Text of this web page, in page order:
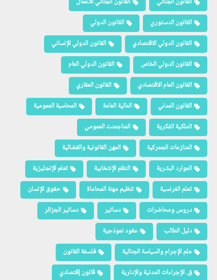
القانون الدستوري
القانون الدولي
القانون الدولي الاقتصادي
القانون الدولي الإنساني
القانون الدولي الخاص
القانون الدولي العام
القانون العام الاقتصادي
القانون العقاري
القانون المدني
المالية العامة
المحاسبة العمومية
الملكية الفكرية
المناجمنت العمومي
المنازعات الجمركية
المهن القانونية والقضائية
الموارد البشرية
النظم الإنتخابية
تعلم الإنجليزية
تعلم الفرنسية
تنظيم مهنة المحاماة
حقوق الإنسان
دروس ومحاضرات
دساتير
دساتير الجزائر
دليل الطالب
عقود نموذجية
علم الإجرام والسياسة الجنائية
فلسفة القانون
ق. الإجراءات المدنية والإدارية
قانون إقتصادي